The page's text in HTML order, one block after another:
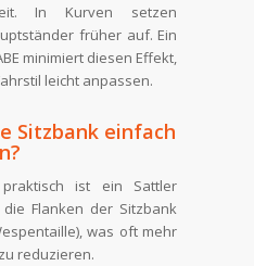
In Kurven setzen
früher auf. Ein
minimiert diesen Effekt,
leicht anpassen.
Sitzbank einfach
ist ein Sattler
Flanken der Sitzbank
was oft mehr
reduzieren.